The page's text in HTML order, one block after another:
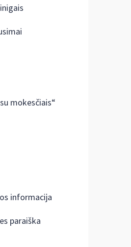
mokesčiais“
informacija
paraiška